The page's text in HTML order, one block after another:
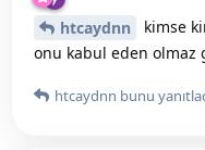
htcaydnn
kimse
onu kabul eden olmaz
htcaydnn bunu